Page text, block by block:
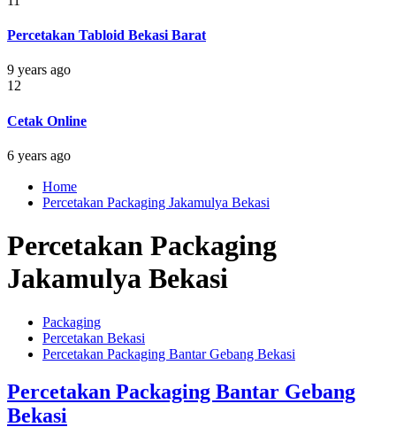
Percetakan Tabloid Bekasi Barat
9 years ago
12
Cetak Online
6 years ago
Home
Percetakan Packaging Jakamulya Bekasi
Percetakan Packaging
Jakamulya Bekasi
Packaging
Percetakan Bekasi
Percetakan Packaging Bantar Gebang Bekasi
Percetakan Packaging Bantar Gebang
Bekasi